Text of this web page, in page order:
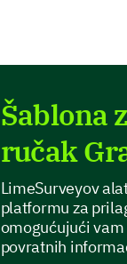
Šablona
ručak
LimeSurveyov
platformu za
omogućujući
povratnih